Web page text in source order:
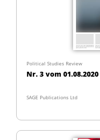
Political Studies Review
Nr. 3 vom 01.08.2020
SAGE Publications Ltd